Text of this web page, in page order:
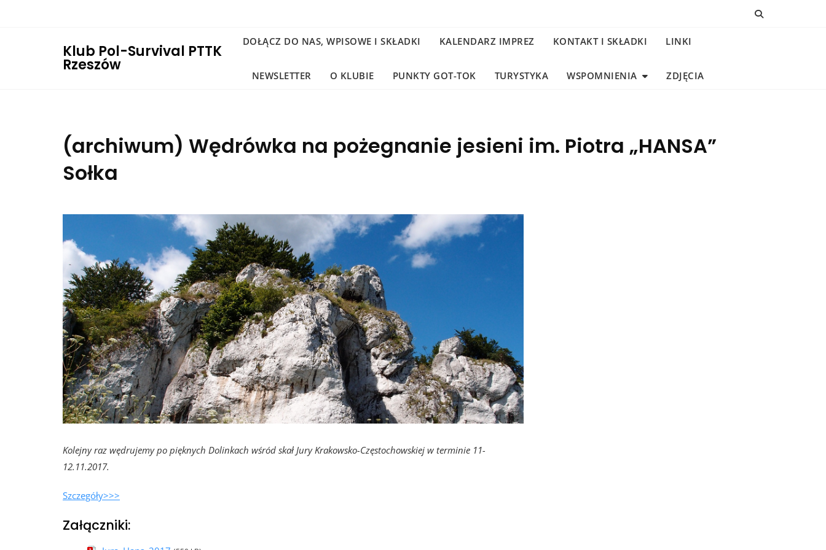
Klub Pol-Survival PTTK
Rzeszów
DOŁĄCZ DO NAS, WPISOWE I SKŁADKI KALENDARZ IMPREZ KONTAKT I SKŁADKI LINKI
NEWSLETTER O KLUBIE PUNKTY GOT-TOK TURYSTYKA WSPOMNIENIA ZDJĘCIA
(archiwum) Wędrówka na pożegnanie jesieni im. Piotra „HANSA”
Sołka
Kolejny raz wędrujemypo pięknych Dolinkach wśród skał Jury Krakowsko-Częstochowskiej w terminie 11-
12.11.2017.
Szczegóły>>>
Załączniki: